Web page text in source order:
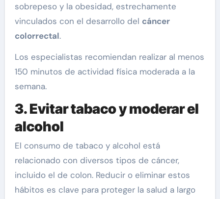
sobrepeso y la obesidad, estrechamente
vinculados con el desarrollo del cáncer
colorrectal.
Los especialistas recomiendan realizar al menos
150 minutos de actividad física moderada a la
semana.
3. Evitar tabaco y moderar el
alcohol
El consumo de tabaco y alcohol está
relacionado con diversos tipos de cáncer,
incluido el de colon. Reducir o eliminar estos
hábitos es clave para proteger la salud a largo